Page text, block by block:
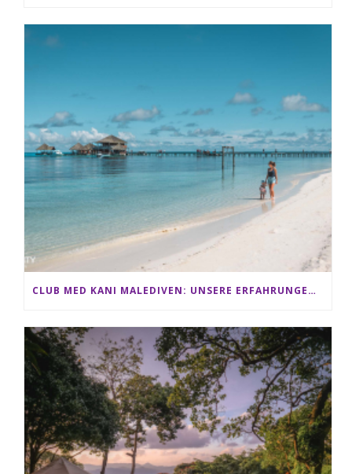
CLUB MED KANI MALEDIVEN: UNSERE ERFAHRUNGEN IM ALL-INCLUSIVE PARADIES